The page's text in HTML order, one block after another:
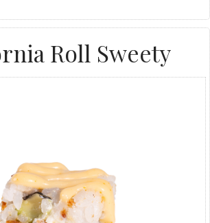
Roll Sweety